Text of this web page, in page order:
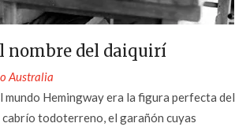
nombre del daiquirí
Australia
mundo Hemingway era la figura perfecta del
cabrío todoterreno, el garañón cuyas